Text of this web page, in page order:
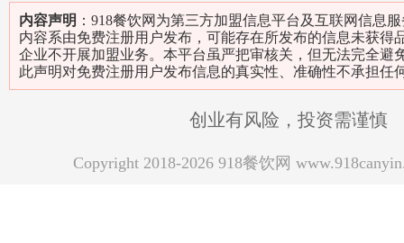
内容声明 ：918餐饮网为第三方加盟信息平台及互联网信息
内容系由免费注册用户发布，可能存在所发布的信息未获得
企业不开展加盟业务。本平台虽严把审核关，但无法完全避
此声明对免费注册用户发布信息的真实性、准确性不承担任
创业有风险，投资需谨慎
Copyright 2018-2026 918餐饮网